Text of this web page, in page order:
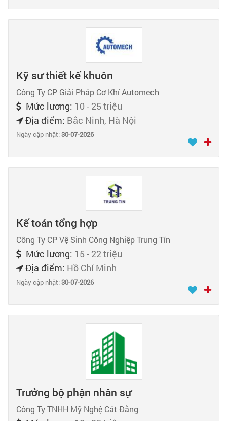
Kỹ sư thiết kế khuôn
Công Ty CP Giải Pháp Cơ Khí Automech
Mức lương: 10 - 25 triệu
Địa điểm: Bắc Ninh, Hà Nội
Ngày cập nhật:30-07-2026
Kế toán tổng hợp
Công Ty CP Vệ Sinh Công Nghiệp Trung Tín
Mức lương: 15 - 22 triệu
Địa điểm: Hồ Chí Minh
Ngày cập nhật:30-07-2026
Trưởng bộ phận nhân sự
Công Ty TNHH Mỹ Nghệ Cát Đằng